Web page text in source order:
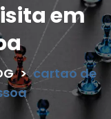
em
> cartao de